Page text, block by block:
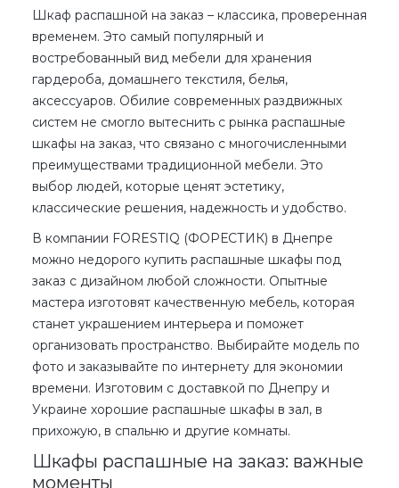
Шкаф распашной на заказ – классика, проверенная
временем. Это самый популярный и
востребованный вид мебели для хранения
гардероба, домашнего текстиля, белья,
аксессуаров. Обилие современных раздвижных
систем не смогло вытеснить с рынка распашные
шкафы на заказ, что связано с многочисленными
преимуществами традиционной мебели. Это
выбор людей, которые ценят эстетику,
классические решения, надежность и удобство.
В компании FORESTIQ (ФОРЕСТИК) в Днепре
можно недорого купить распашные шкафы под
заказ с дизайном любой сложности. Опытные
мастера изготовят качественную мебель, которая
станет украшением интерьера и поможет
организовать пространство. Выбирайте модель по
фото и заказывайте по интернету для экономии
времени. Изготовим с доставкой по Днепру и
Украине хорошие распашные шкафы в зал, в
прихожую, в спальню и другие комнаты.
Шкафы распашные на заказ: важные
моменты